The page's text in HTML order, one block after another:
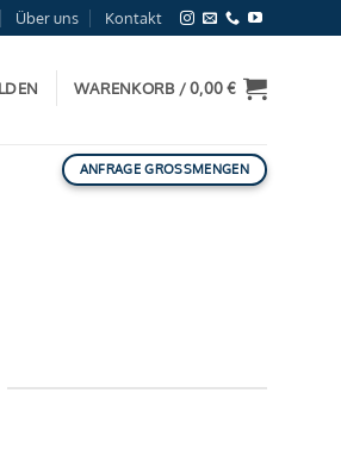
Über uns Kontakt
WARENKORB /0,00€
ANFRAGE GROSSMENGEN